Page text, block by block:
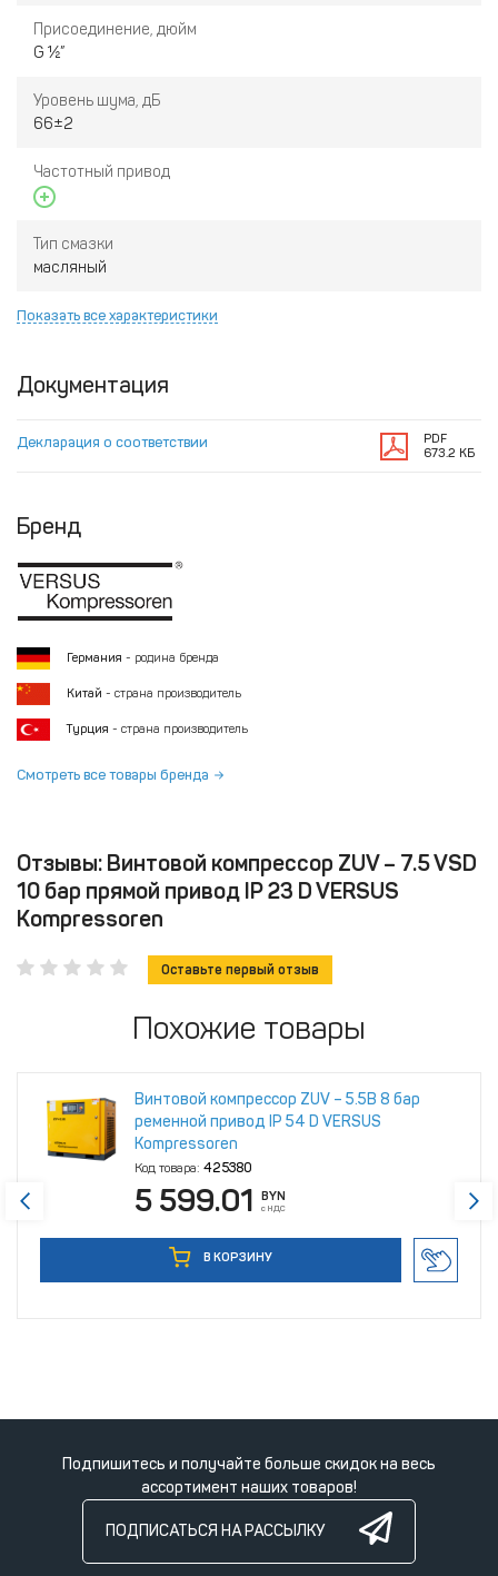
Присоединение, дюйм
G ½”
Уровень шума, дБ
66±2
Частотный привод
Тип смазки
масляный
Показать все характеристики
Документация
Декларация о соответствии
PDF
673.2 КБ
Бренд
Германия - родина бренда
Китай - страна производитель
Турция - страна производитель
Смотреть все товары бренда
Отзывы: Винтовой компрессор ZUV – 7.5 VSD
10 бар прямой привод IP 23 D VERSUS
Kompressoren
Оставьте первый отзыв
Похожие товары
Винтовой компрессор ZUV – 5.5B 8 бар
ременной привод IP 54 D VERSUS
Kompressoren
Код товара: 425380
5 599.01 BYN
с НДС
В КОРЗИНУ
Подпишитесь и получайте больше скидок на весь
ассортимент наших товаров!
ПОДПИСАТЬСЯ НА РАССЫЛКУ